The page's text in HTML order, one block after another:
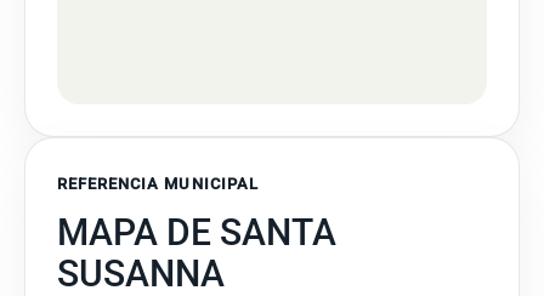
REFERENCIA MUNICIPAL
MAPA DE SANTA
SUSANNA